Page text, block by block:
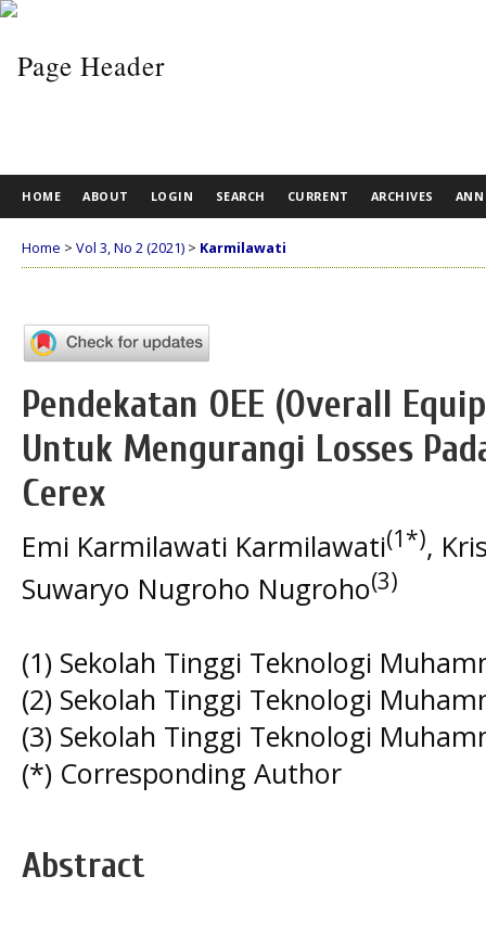
HOME ABOUT LOGIN SEARCH CURRENT ARCHIVES
Home > Vol 3, No 2 (2021) > Karmilawati
Pendekatan OEE (Overall
Untuk Mengurangi Losses
Cerex
Emi Karmilawati Karmilawati(1*),
Suwaryo Nugroho Nugroho(3)
(1) Sekolah Tinggi Teknologi
(2) Sekolah Tinggi Teknologi
(3) Sekolah Tinggi Teknologi
(*) Corresponding Author
Abstract